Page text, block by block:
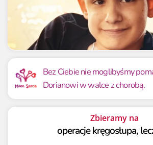
Mamy już
7 580 092.34 zł
109.07% 109.07%
Bez Ciebie nie moglibyśmy
Dorianowi w walce z chorobą.
Zbieramy na
operacje kręgosłupa,